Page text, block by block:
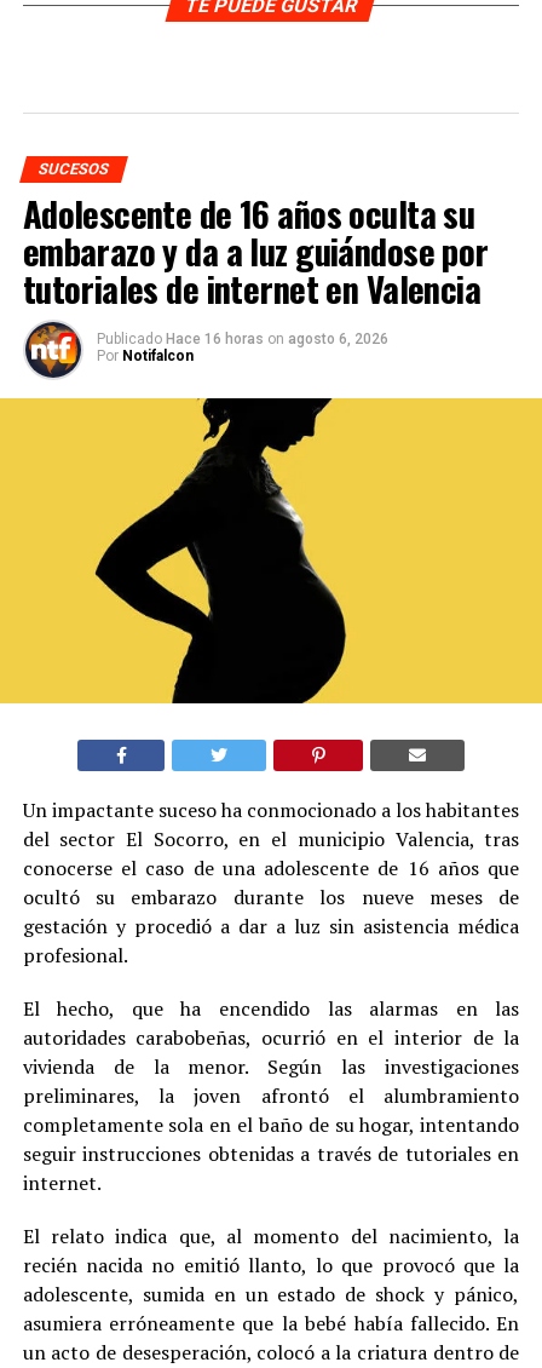
TE PUEDE GUSTAR
SUCESOS
Adolescente de 16 años oculta su
embarazo y da a luz guiándose por
tutoriales de internet en Valencia
Publicado Hace 16 horas on agosto 6, 2026
Por Notifalcon
Un impactante suceso ha conmocionado a los habitantes
del sector El Socorro, en el municipio Valencia, tras
conocerse el caso de una adolescente de 16 años que
ocultó su embarazo durante los nueve meses de
gestación y procedió a dar a luz sin asistencia médica
profesional.
El hecho, que ha encendido las alarmas en las
autoridades carabobeñas, ocurrió en el interior de la
vivienda de la menor. Según las investigaciones
preliminares, la joven afrontó el alumbramiento
completamente sola en el baño de su hogar, intentando
seguir instrucciones obtenidas a través de tutoriales en
internet.
El relato indica que, al momento del nacimiento, la
recién nacida no emitió llanto, lo que provocó que la
adolescente, sumida en un estado de shock y pánico,
asumiera erróneamente que la bebé había fallecido. En
un acto de desesperación, colocó a la criatura dentro de